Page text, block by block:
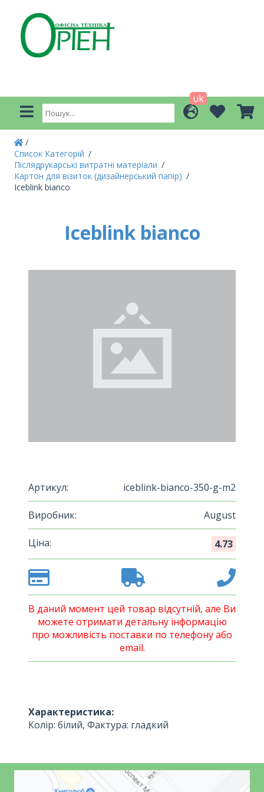
uk
Список Категорій
Післядрукарські витратні матеріали
Картон для візиток (дизайнерський папір)
Iceblink bianco
Iceblink bianco
Артикул: iceblink-bianco-350-g-m2
Виробник: August
Ціна: 4.73
В даний момент цей товар відсутній, але Ви
можете отримати детальну інформацію
про можливість поставки по телефону або
email.
Характеристика:
Колір: білий, Фактура: гладкий